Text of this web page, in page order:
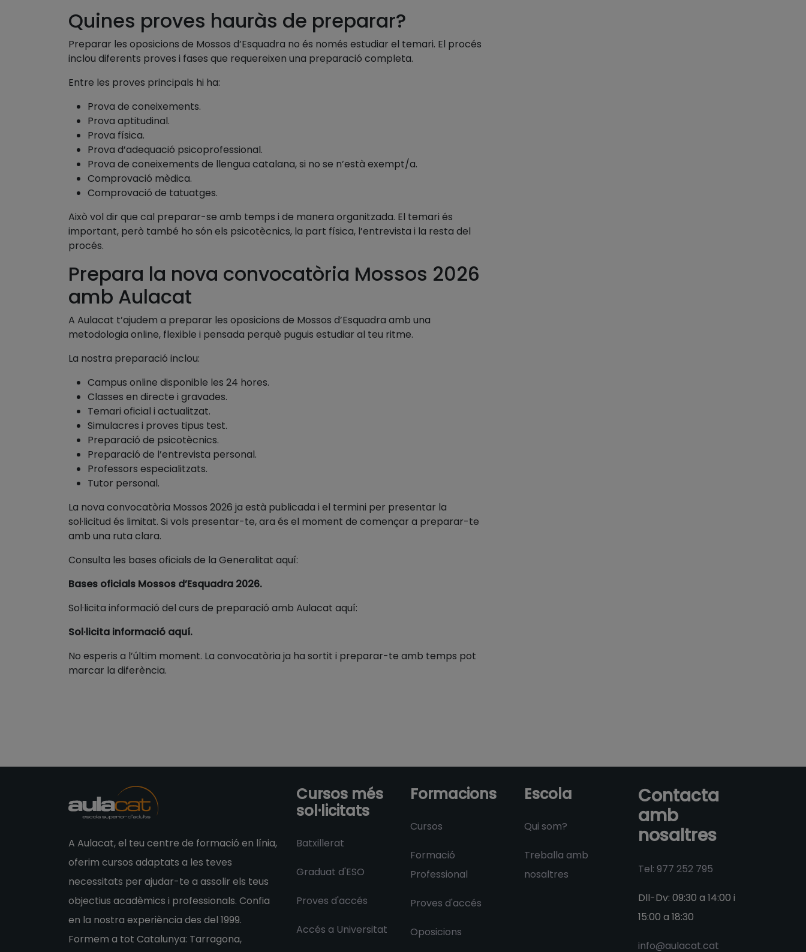
Quines proves hauràs de preparar?
Preparar les oposicions de Mossos d’Esquadra no és només estudiar el temari. El procés
inclou diferents proves i fases que requereixen una preparació completa.
Entre les proves principals hi ha:
Prova de coneixements.
Prova aptitudinal.
Prova física.
Prova d’adequació psicoprofessional.
Prova de coneixements de llengua catalana, si no se n’està exempt/a.
Comprovació mèdica.
Comprovació de tatuatges.
Això vol dir que cal preparar-se amb temps i de manera organitzada. El temari és
important, però també ho són els psicotècnics, la part física, l’entrevista i la resta del
procés.
Prepara la nova convocatòria Mossos 2026
amb Aulacat
A Aulacat t’ajudem a preparar les oposicions de Mossos d’Esquadra amb una
metodologia online, flexible i pensada perquè puguis estudiar al teu ritme.
La nostra preparació inclou:
Campus online disponible les 24 hores.
Classes en directe i gravades.
Temari oficial i actualitzat.
Simulacres i proves tipus test.
Preparació de psicotècnics.
Preparació de l’entrevista personal.
Professors especialitzats.
Tutor personal.
La nova convocatòria Mossos 2026 ja està publicada i el termini per presentar la
sol·licitud és limitat. Si vols presentar-te, ara és el moment de començar a preparar-te
amb una ruta clara.
Consulta les bases oficials de la Generalitat aquí:
Bases oficials Mossos d’Esquadra 2026.
Sol·licita informació del curs de preparació amb Aulacat aquí:
Sol·licita informació aquí.
No esperis a l’últim moment. La convocatòria ja ha sortit i preparar-te amb temps pot
marcar la diferència.
A Aulacat, el teu centre de formació en línia,
oferim cursos adaptats a les teves
necessitats per ajudar-te a assolir els teus
objectius acadèmics i professionals. Confia
en la nostra experiència des del 1999.
Formem a tot Catalunya: Tarragona,
Cursos més
sol·licitats
Batxillerat
Graduat d'ESO
Proves d'accés
Accés a Universitat
Formacions
Cursos
Formació
Professional
Proves d'accés
Oposicions
Escola
Qui som?
Treballa amb
nosaltres
Contacta
amb
nosaltres
Tel: 977 252 795
Dll-Dv: 09:30 a 14:00 i
15:00 a 18:30
info@aulacat.cat